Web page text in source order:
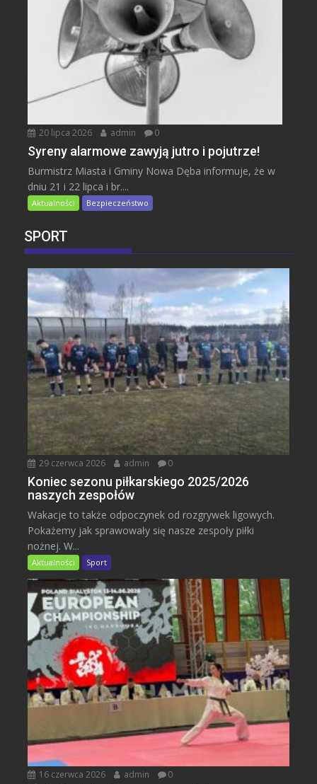
20 lipca 2026 admin 0
Syreny alarmowe zawyją jutro i pojutrze!
Burmistrz Miasta i Gminy Nowa Dęba informuje, że w
dniu 21 i 22 lipca i br....
Aktualności Bezpieczeństwo
SPORT
29 czerwca 2026 admin 0
Koniec sezonu piłkarskiego 2025/2026
naszych zespołów
Wakacje to także odpoczynek od rozgrywek ligowych.
Pokażemy jak sprawowały się nasze zespoły piłki
nożnej. W...
Aktualności Sport
16 czerwca 2026 admin 0